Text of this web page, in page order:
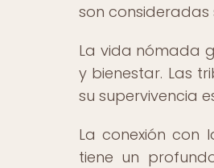
son
La vida nómada
y bienestar. Las
su supervivencia
La conexión con
tiene un